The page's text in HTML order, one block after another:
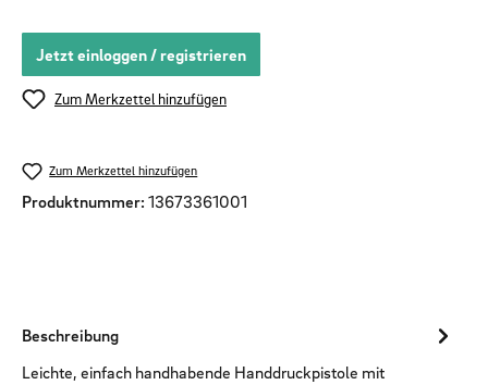
Jetzt einloggen / registrieren
Zum Merkzettel hinzufügen
Zum Merkzettel hinzufügen
Produktnummer: 13673361001
Beschreibung
Leichte, einfach handhabende Handdruckpistole mit